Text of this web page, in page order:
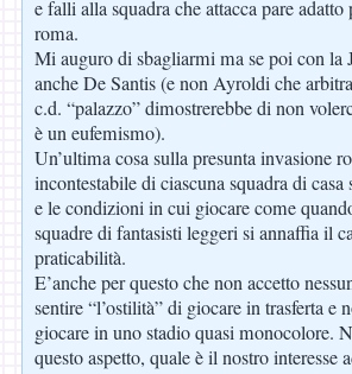
e falli alla squadra che attacca pare
roma.
Mi auguro di sbagliarmi ma se poi con la
anche De Santis (e non Ayroldi che
c.d. “palazzo” dimostrerebbe di non
è un eufemismo).
Un’ultima cosa sulla presunta invasione
incontestabile di ciascuna squadra di
e le condizioni in cui giocare come
squadre di fantasisti leggeri si annaffia il
praticabilità.
E’anche per questo che non accetto
sentire “l’ostilità” di giocare in trasferta e
giocare in uno stadio quasi monocolore.
questo aspetto, quale è il nostro interesse